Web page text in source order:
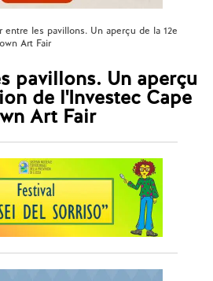
entre les pavillons. Un aperçu de la 12e
Art Fair
pavillons. Un aperçu
de l'Investec Cape
Art Fair